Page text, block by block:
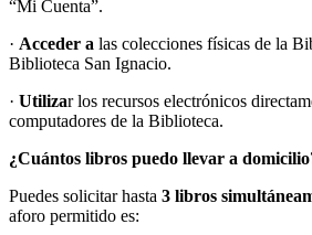
“Mi Cuenta”.
· Acceder a las colecciones físicas de la
Biblioteca San Ignacio.
· Utilizar los recursos electrónicos
computadores de la Biblioteca.
¿Cuántos libros puedo llevar a
Puedes solicitar hasta 3 libros
aforo permitido es: